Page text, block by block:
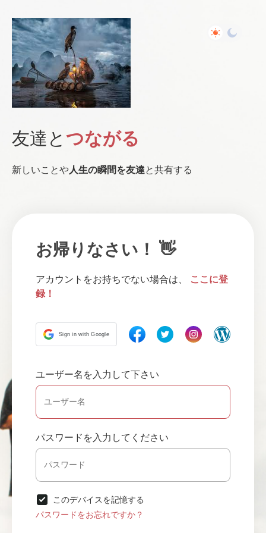
友達とつながる
新しいことや人生の瞬間を友達と共有する
お帰りなさい！ 👋
アカウントをお持ちでない場合は、 ここに登
録！
Sign in with Google
ユーザー名を入力して下さい
パスワードを入力してください
このデバイスを記憶する
パスワードをお忘れですか？